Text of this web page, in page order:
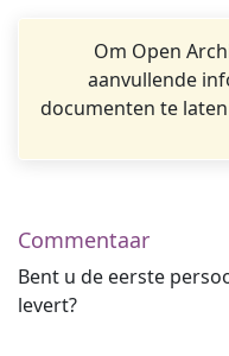
Om Open
aanvullende
documenten te
Commentaar
Bent u de eerste
levert?